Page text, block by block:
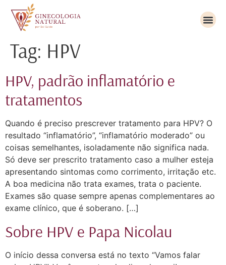
Tag: HPV
HPV, padrão inflamatório e
tratamentos
Quando é preciso prescrever tratamento para HPV? O
resultado “inflamatório”, “inflamatório moderado” ou
coisas semelhantes, isoladamente não significa nada.
Só deve ser prescrito tratamento caso a mulher esteja
apresentando sintomas como corrimento, irritação etc.
A boa medicina não trata exames, trata o paciente.
Exames são quase sempre apenas complementares ao
exame clínico, que é soberano. […]
Sobre HPV e Papa Nicolau
O início dessa conversa está no texto “Vamos falar